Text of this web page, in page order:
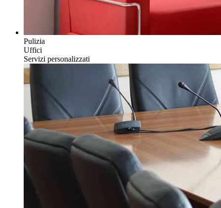
Pulizia
Uffici
Servizi personalizzati